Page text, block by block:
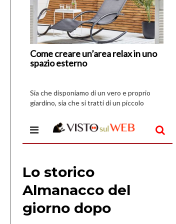
Come creare un’area relax in uno
spazio esterno
Sia che disponiamo di un vero e proprio
giardino, sia che si tratti di un piccolo